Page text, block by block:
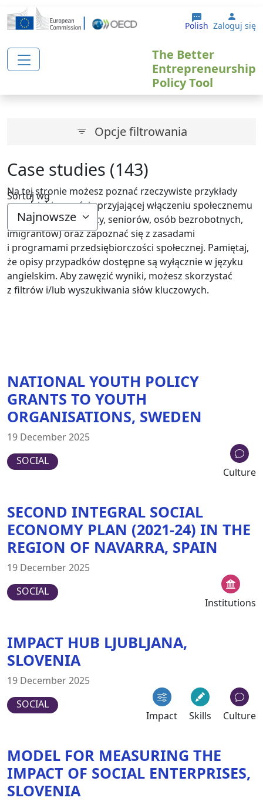
Przejdź do treści
Polish User
Zaloguj się
The Better
Entrepreneurship
Policy Tool
Opcje filtrowania
Sortuj wg
Case studies (143)
Na tej stronie możesz poznać rzeczywiste przykłady
przedsiębiorczości sprzyjającej włączeniu społecznemu
(np. kobiet, młodzieży, seniorów, osób bezrobotnych,
imigrantów) oraz zapoznać się z zasadami
i programami przedsiębiorczości społecznej. Pamiętaj,
że opisy przypadków dostępne są wyłącznie w języku
angielskim. Aby zawęzić wyniki, możesz skorzystać
z filtrów i/lub wyszukiwania słów kluczowych.
NATIONAL YOUTH POLICY
GRANTS TO YOUTH
ORGANISATIONS, SWEDEN
19 December 2025
SOCIAL
Culture
SECOND INTEGRAL SOCIAL
ECONOMY PLAN (2021-24) IN THE
REGION OF NAVARRA, SPAIN
19 December 2025
SOCIAL
Institutions
IMPACT HUB LJUBLJANA,
SLOVENIA
19 December 2025
SOCIAL
Impact
Skills Culture
MODEL FOR MEASURING THE
IMPACT OF SOCIAL ENTERPRISES,
SLOVENIA